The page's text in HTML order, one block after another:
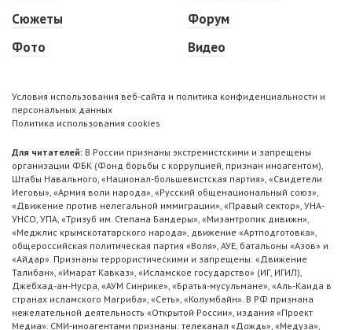
Сюжеты
Фото
Форум
Видео
Условия использования веб-сайта и политика конфиденциальности и
персональных данных
Политика использования cookies
Для читателей: В России признаны экстремистскими и запрещены
организации ФБК (Фонд борьбы с коррупцией, признан иноагентом),
Штабы Навального, «Национал-большевистская партия», «Свидетели
Иеговы», «Армия воли народа», «Русский общенациональный союз»,
«Движение против нелегальной иммиграции», «Правый сектор», УНА-
УНСО, УПА, «Тризуб им. Степана Бандеры», «Мизантропик дивижн»,
«Меджлис крымскотатарского народа», движение «Артподготовка»,
общероссийская политическая партия «Воля», АУЕ, батальоны «Азов» и
«Айдар». Признаны террористическими и запрещены: «Движение
Талибан», «Имарат Кавказ», «Исламское государство» (ИГ, ИГИЛ),
Джебхад-ан-Нусра, «АУМ Синрике», «Братья-мусульмане», «Аль-Каида в
странах исламского Магриба», «Сеть», «Колумбайн». В РФ признана
нежелательной деятельность «Открытой России», издания «Проект
Медиа». СМИ-иноагентами признаны: телеканал «Дождь», «Медуза»,